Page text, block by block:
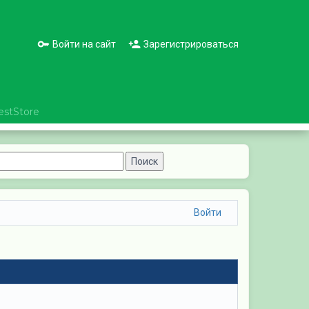
Войти на сайт Зарегистрироваться
Войти